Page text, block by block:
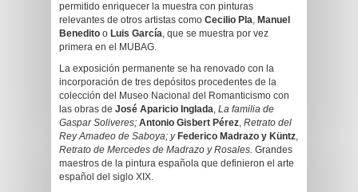
permitido enriquecer la muestra con pinturas
relevantes de otros artistas como Cecilio Pla, Manuel
Benedito o Luis García, que se muestra por vez
primera en el MUBAG.
La exposición permanente se ha renovado con la
incorporación de tres depósitos procedentes de la
colección del Museo Nacional del Romanticismo con
las obras de José Aparicio Inglada, La familia de
Gaspar Soliveres; Antonio Gisbert Pérez, Retrato del
Rey Amadeo de Saboya; y Federico Madrazo y Küntz,
Retrato de Mercedes de Madrazo y Rosales. Grandes
maestros de la pintura española que definieron el arte
español del siglo XIX.